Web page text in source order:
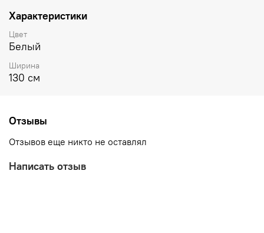
Характеристики
Цвет
Белый
Ширина
130 см
Отзывы
Отзывов еще никто не оставлял
Написать отзыв